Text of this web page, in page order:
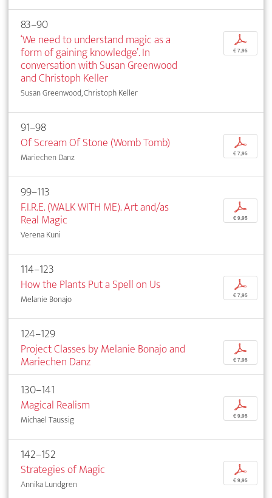
83–90
‘We need to understand magic as a
form of gaining knowledge’. In
conversation with Susan Greenwood
and Christoph Keller
Susan Greenwood, Christoph Keller
p
€ 7,95
91–98
Of Scream Of Stone (Womb Tomb)
Mariechen Danz
p
€ 7,95
99–113
F.I.R.E. (WALK WITH ME). Art and/as
Real Magic
Verena Kuni
p
€ 9,95
114–123
How the Plants Put a Spell on Us
Melanie Bonajo
p
€ 7,95
124–129
Project Classes by Melanie Bonajo and
Mariechen Danz
p
€ 7,95
130–141
Magical Realism
Michael Taussig
p
€ 9,95
142–152
Strategies of Magic
Annika Lundgren
p
€ 9,95